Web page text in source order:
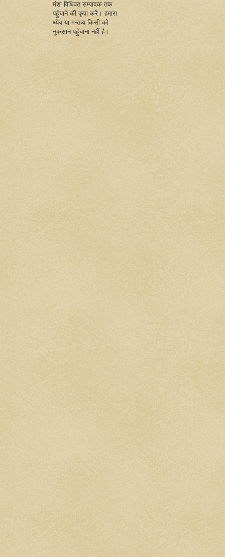
मंशा विधिवत सम्पादक तक
पहुँचाने की कृपा करें। हमारा
ध्येय या मन्तव्य किसी को
नुकसान पहुँचाना नहीं है।